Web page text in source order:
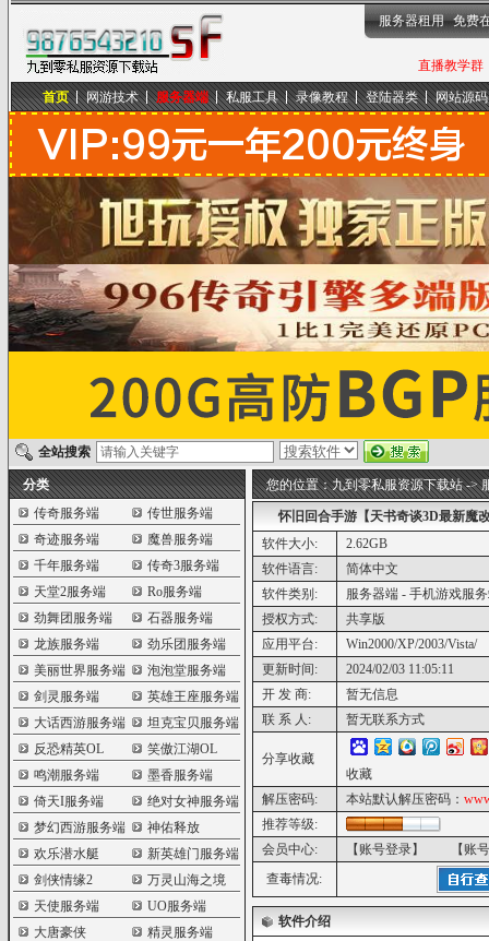
九到零私服资源下载站
直播教学群
服务器租用 免费
首页 网游技术 服务器端 私服工具 录像教程 登陆器类 网站源码
全站搜索
分类
传奇服务端
传世服务端
奇迹服务端
魔兽服务端
千年服务端
传奇3服务端
天堂2服务端
Ro服务端
劲舞团服务端
石器服务端
龙族服务端
劲乐团服务端
美丽世界服务端
泡泡堂服务端
剑灵服务端
英雄王座服务端
大话西游服务端
坦克宝贝服务端
反恐精英OL
笑傲江湖OL
鸣潮服务端
墨香服务端
倚天I服务端
绝对女神服务端
梦幻西游服务端
神佑释放
欢乐潜水艇
新英雄门服务端
剑侠情缘2
万灵山海之境
天使服务端
UO服务端
大唐豪侠
精灵服务端
您的位置：九到零私服资源下载站->
怀旧回合手游【天书奇谈3D最新魔
软件大小:
2.62GB
软件语言:
简体中文
软件类别:
服务器端 - 手机游戏服
授权方式:
共享版
应用平台:
Win2000/XP/2003/Vista/
更新时间:
2024/02/03 11:05:11
开 发 商:
暂无信息
联 系 人:
暂无联系方式
分享收藏
收藏
解压密码:
本站默认解压密码：
推荐等级:
会员中心:
【账号登录】
【账
查毒情况:
软件介绍